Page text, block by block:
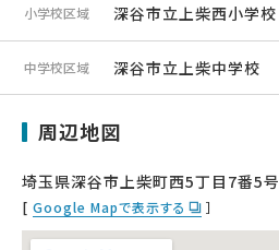
小学校区域 深谷市立上柴西小学校
中学校区域 深谷市立上柴中学校
周辺地図
埼玉県深谷市上柴町西5丁目7番5号
[ Google Mapで表示する ］